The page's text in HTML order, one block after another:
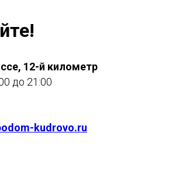
12-й километр
до 21:00
kudrovo.ru